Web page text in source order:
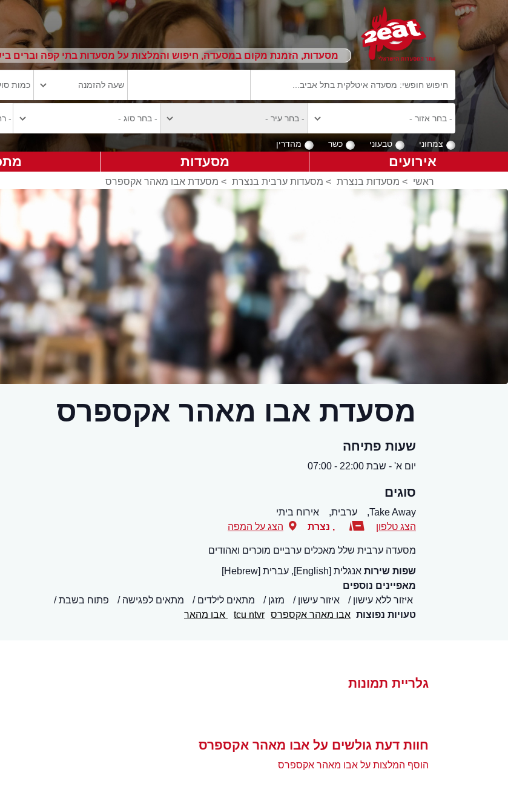
מסעדות, הזמנת מקום במסעדה, חיפוש והמלצות על מסעדות בתי קפה וברים
צמחוני טבעוני כשר מהדרין
אירועים מסעדות
ראשי > מסעדות בנצרת > מסעדות ערבית בנצרת > מסעדת אבו מאהר אקספרס
מסעדת אבו מאהר אקספרס
שעות פתיחה
יום א' - שבת 22:00 - 07:00
סוגים
Take Away, ערבית,
אירוח ביתי
הצג טלפון
, נצרת הצג על המפה
מסעדה ערבית שלל מאכלים ערביים מוכרים ואהודים
שפות שירות אנגלית [English], עברית [Hebrew]
מאפיינים נוספים
איזור ללא עישון
איזור עישון מזגן מתאים לילדים מתאים לפגישה
פתוח בשבת
טעויות נפוצות אבו מאהר אקספרס tcu ntvr אבו מהאר
גלריית תמונות
חוות דעת גולשים על אבו מאהר אקספרס
הוסף המלצות על אבו מאהר אקספרס